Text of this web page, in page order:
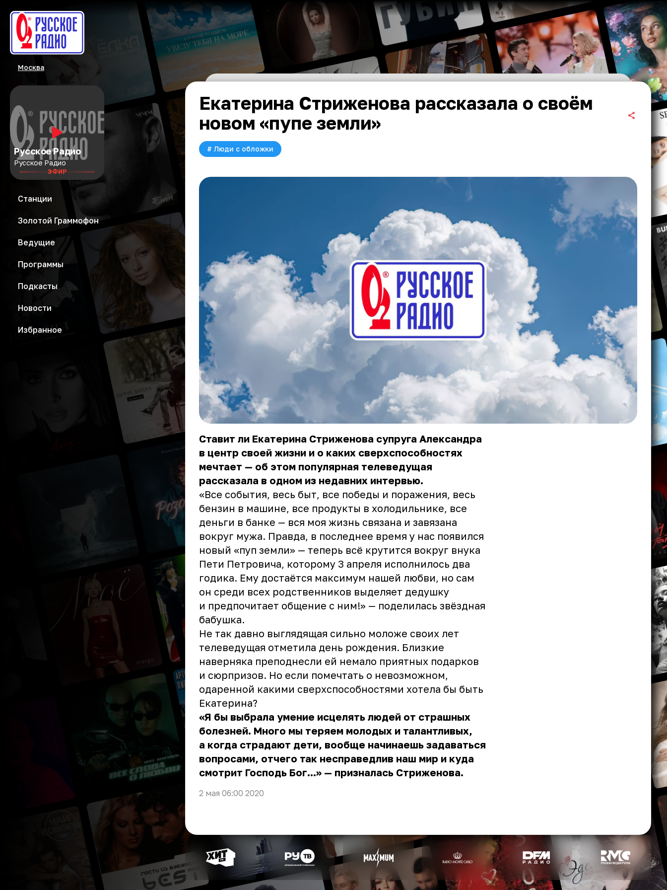
Москва
Русское Радио
Русское Радио
ЭФИР
Станции
Золотой Граммофон
Ведущие
Программы
Подкасты
Новости
Избранное
Екатерина Стриженова рассказала о своём
новом «пупе земли»
# Люди с обложки
Ставит ли Екатерина Стриженова супруга Александра
в центр своей жизни и о каких сверхспособностях
мечтает — об этом популярная телеведущая
рассказала в одном из недавних интервью.
«Все события, весь быт, все победы и поражения, весь
бензин в машине, все продукты в холодильнике, все
деньги в банке — вся моя жизнь связана и завязана
вокруг мужа. Правда, в последнее время у нас появился
новый «пуп земли» — теперь всё крутится вокруг внука
Пети Петровича, которому 3 апреля исполнилось два
годика. Ему достаётся максимум нашей любви, но сам
он среди всех родственников выделяет дедушку
и предпочитает общение с ним!» — поделилась звёздная
бабушка.
Не так давно выглядящая сильно моложе своих лет
телеведущая отметила день рождения. Близкие
наверняка преподнесли ей немало приятных подарков
и сюрпризов. Но если помечтать о невозможном,
одаренной какими сверхспособностями хотела бы быть
Екатерина?
«Я бы выбрала умение исцелять людей от страшных
болезней. Много мы теряем молодых и талантливых,
а когда страдают дети, вообще начинаешь задаваться
вопросами, отчего так несправедлив наш мир и куда
смотрит Господь Бог...» — призналась Стриженова.
2 мая 06:00 2020